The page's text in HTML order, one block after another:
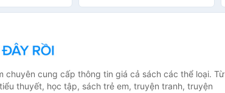
chuyên cung cấp thông tin giá cả sách các thể loại. Từ
thuyết, học tập, sách trẻ em, truyện tranh, truyện